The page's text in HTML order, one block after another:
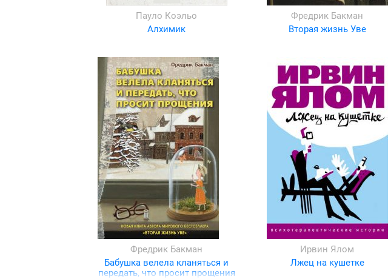
Пауло Коэльо
Алхимик
Фредрик Бакман
Вторая жизнь Уве
Фредрик Бакман
Бабушка велела кланяться и
передать, что просит прощения
Ирвин Ялом
Лжец на кушетке